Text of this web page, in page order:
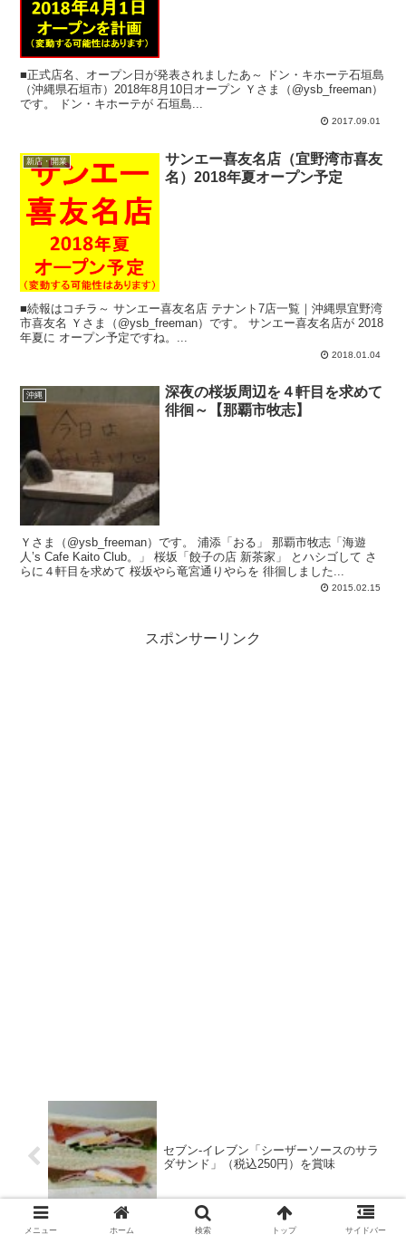
■正式店名、オープン日が発表されましたあ～ ドン・キホーテ石垣島
（沖縄県石垣市）2018年8月10日オープン Ｙさま（@ysb_freeman）
です。 ドン・キホーテが 石垣島...
2017.09.01
新店・開業
サンエー喜友名店（宜野湾市喜友
名）2018年夏オープン予定
■続報はコチラ～ サンエー喜友名店 テナント7店一覧｜沖縄県宜野湾
市喜友名 Ｙさま（@ysb_freeman）です。 サンエー喜友名店が 2018
年夏に オープン予定ですね。...
2018.01.04
沖縄
深夜の桜坂周辺を４軒目を求めて
徘徊～【那覇市牧志】
Ｙさま（@ysb_freeman）です。 浦添「おる」 那覇市牧志「海遊
人’s Cafe Kaito Club。」 桜坂「餃子の店 新茶家」 とハシゴして さ
らに４軒目を求めて 桜坂やら竜宮通りやらを 徘徊しました...
2015.02.15
スポンサーリンク
セブン-イレブン「シーザーソースのサラ
ダサンド」（税込250円）を賞味
メニュー ホーム 検索 トップ サイドバー